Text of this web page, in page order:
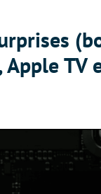
Apple TV